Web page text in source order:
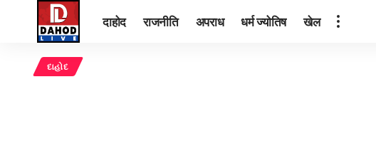
दाहोद राजनीति अपराध धर्म ज्योतिष खेल
દાહોદ